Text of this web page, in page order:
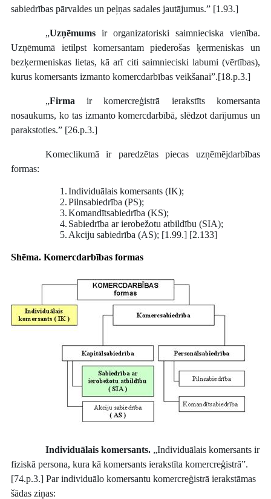
sabiedrības pārvaldes un peļņas sadales jautājumus.” [1.93.]
„Uzņēmums ir organizatoriski saimnieciska vienība.
Uzņēmumā ietilpst komersantam piederošas ķermeniskas un
bezķermeniskas lietas, kā arī citi saimnieciski labumi (vērtības),
kurus komersants izmanto komercdarbības veikšanai”.[18.p.3.]
„Firma ir komercreģistrā ierakstīts komersanta
nosaukums, ko tas izmanto komercdarbībā, slēdzot darījumus un
parakstoties.” [26.p.3.]
Komeclikumā ir paredzētas piecas uzņēmējdarbības
formas:
1.Individuālais komersants (IK);
2.Pilnsabiedrība (PS);
3.Komandītsabiedrība (KS);
4. Sabiedrība ar ierobežotu atbildību (SIA);
5. Akciju sabiedrība (AS); [1.99.] [2.133]
Shēma. Komercdarbības formas
Individuālais komersants.„Individuālais komersants ir
fiziskā persona, kura kā komersants ierakstīta komercreģistrā”.
[74.p.3.] Par individuālo komersantu komercreģistrā ierakstāmas
šādas ziņas: